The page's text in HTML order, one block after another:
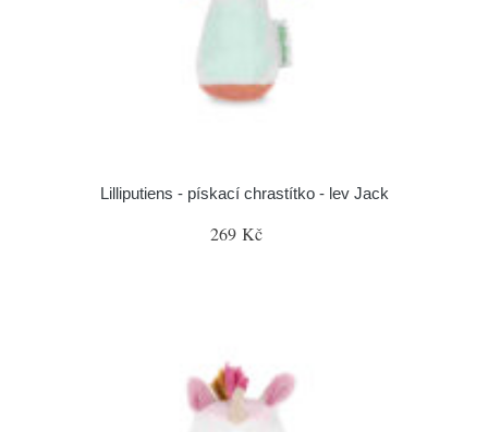
Lilliputiens - pískací chrastítko - lev Jack
269 Kč